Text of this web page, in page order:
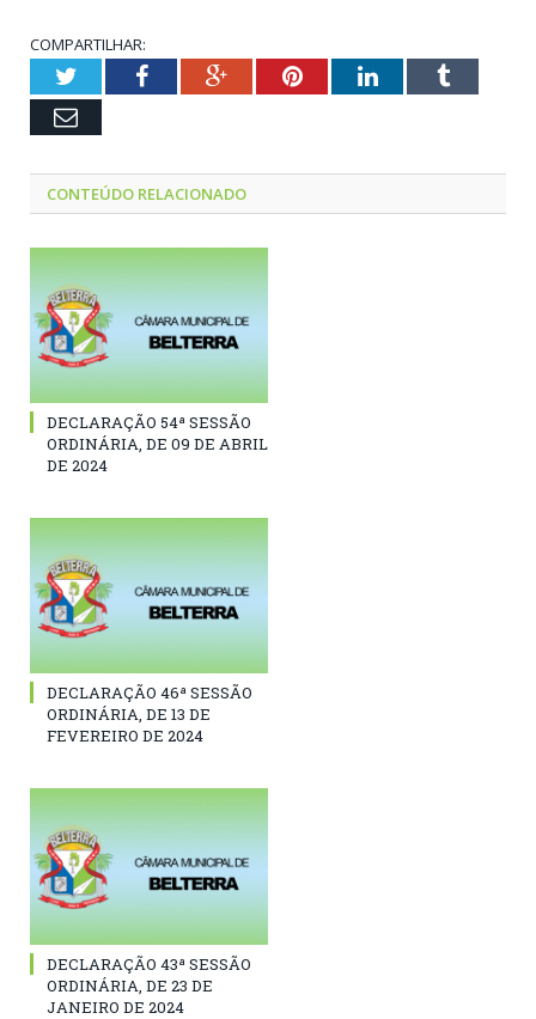
COMPARTILHAR:
TwitterFacebookGoogle+PinterestLinkedInTumblr
Email
CONTEÚDO RELACIONADO
DECLARAÇÃO 54ª SESSÃO
ORDINÁRIA, DE 09 DE ABRIL
DE 2024
DECLARAÇÃO 46ª SESSÃO
ORDINÁRIA, DE 13 DE
FEVEREIRO DE 2024
DECLARAÇÃO 43ª SESSÃO
ORDINÁRIA, DE 23 DE
JANEIRO DE 2024